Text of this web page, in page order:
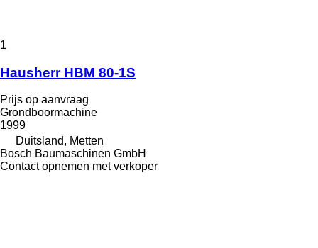
1
Hausherr HBM 80-1S
Prijs op aanvraag
Grondboormachine
1999
Duitsland, Metten
Bosch Baumaschinen GmbH
Contact opnemen met verkoper